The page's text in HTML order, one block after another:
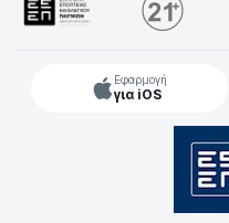
Εφαρμογή
για iOS